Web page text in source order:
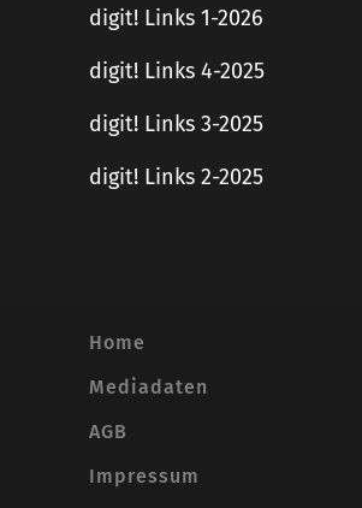
digit! Links 1-2026
digit! Links 4-2025
digit! Links 3-2025
digit! Links 2-2025
Home
Mediadaten
AGB
Impressum